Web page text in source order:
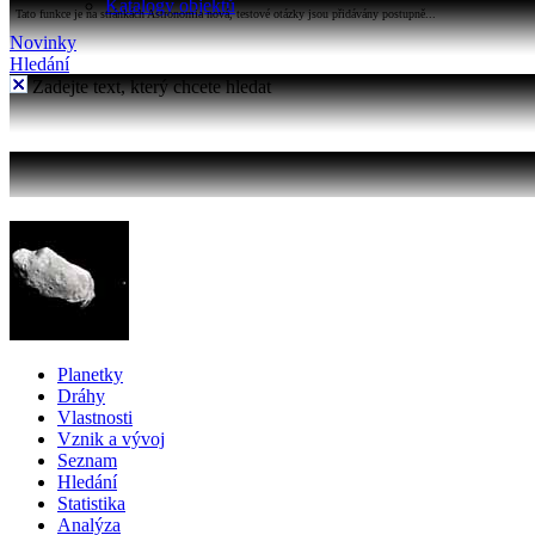
Katalogy objektů
Tato funkce je na stránkách Astronomia nová, testové otázky jsou přidávány postupně...
Novinky
Hledání
Zadejte text, který chcete hledat
Planetky
Dráhy
Vlastnosti
Vznik a vývoj
Seznam
Hledání
Statistika
Analýza